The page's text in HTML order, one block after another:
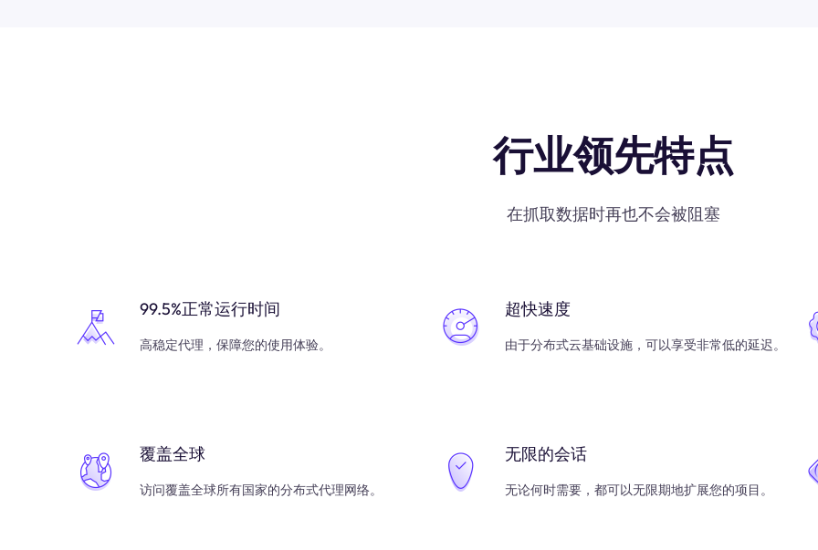
行业领先特点
在抓取数据时再也不会被阻塞
99.5%正常运行时间
高稳定代理，保障您的使用体验。
超快速度
由于分布式云基础设施，可以享受非常低的延迟。
覆盖全球
访问覆盖全球所有国家的分布式代理网络。
无限的会话
无论何时需要，都可以无限期地扩展您的项目。